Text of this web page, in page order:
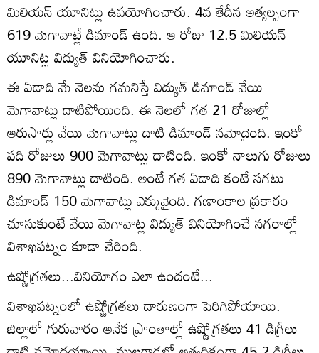
మిలియన్‌ యూనిట్లు ఉపయోగించారు. 4వ తేదీన అత్యల్పంగా
619 మెగావాట్లే డిమాండ్‌ ఉంది. ఆ రోజు 12.5 మిలియన్‌
యూనిట్ల విద్యుత్‌ వినియోగించారు.
ఈ ఏడాది మే నెలను గమనిస్తే విద్యుత్‌ డిమాండ్‌ వేయి
మెగావాట్లు దాటిపోయింది. ఈ నెలలో గత 21 రోజుల్లో
ఆరుసార్లు వేయి మెగావాట్లు దాటి డిమాండ్‌ నమోదైంది. ఇంకో
పది రోజులు 900 మెగావాట్లు దాటింది. ఇంకో నాలుగు రోజులు
890 మెగావాట్లు దాటింది. అంటే గత ఏడాది కంటే సగటు
డిమాండ్‌ 150 మెగావాట్లు ఎక్కువైంది. గణాంకాల ప్రకారం
చూసుకుంటే వేయి మెగావాట్ల విద్యుత్‌ వినియోగించే నగరాల్లో
విశాఖపట్నం కూడా చేరింది.
ఉష్ణోగ్రతలు...వినియోగం ఎలా ఉందంటే...
విశాఖపట్నంలో ఉష్ణోగ్రతలు దారుణంగా పెరిగిపోయాయి.
జిల్లాలో గురువారం అనేక ప్రాంతాల్లో ఉష్ణోగ్రతలు 41 డిగ్రీలు